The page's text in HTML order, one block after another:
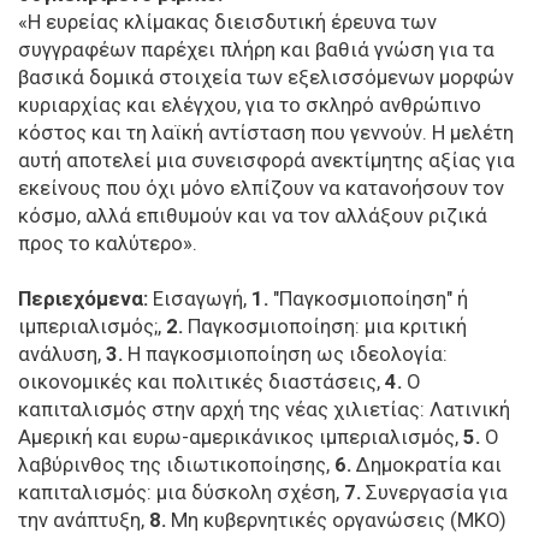
«Η ευρείας κλίμακας διεισδυτική έρευνα των
συγγραφέων παρέχει πλήρη και βαθιά γνώση για τα
βασικά δομικά στοιχεία των εξελισσόμενων μορφών
κυριαρχίας και ελέγχου, για το σκληρό ανθρώπινο
κόστος και τη λαϊκή αντίσταση που γεννούν. Η μελέτη
αυτή αποτελεί μια συνεισφορά ανεκτίμητης αξίας για
εκείνους που όχι μόνο ελπίζουν να κατανοήσουν τον
κόσμο, αλλά επιθυμούν και να τον αλλάξουν ριζικά
προς το καλύτερο».
Περιεχόμενα: Εισαγωγή, 1. "Παγκοσμιοποίηση" ή
ιμπεριαλισμός;, 2. Παγκοσμιοποίηση: μια κριτική
ανάλυση, 3. Η παγκοσμιοποίηση ως ιδεολογία:
οικονομικές και πολιτικές διαστάσεις, 4. Ο
καπιταλισμός στην αρχή της νέας χιλιετίας: Λατινική
Αμερική και ευρω-αμερικάνικος ιμπεριαλισμός, 5. Ο
λαβύρινθος της ιδιωτικοποίησης, 6. Δημοκρατία και
καπιταλισμός: μια δύσκολη σχέση, 7. Συνεργασία για
την ανάπτυξη, 8. Μη κυβερνητικές οργανώσεις (ΜΚΟ)